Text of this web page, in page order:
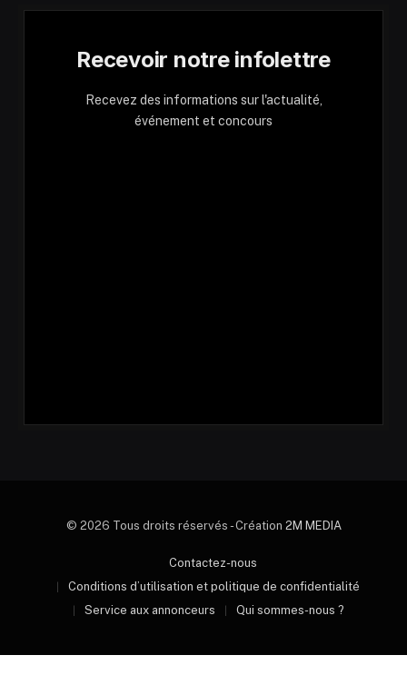
Recevoir notre infolettre
Recevez des informations sur l'actualité,
événement et concours
© 2026 Tous droits réservés - Création 2M MEDIA
Contactez-nous
Conditions d’utilisation et politique de confidentialité
Service aux annonceurs
Qui sommes-nous ?